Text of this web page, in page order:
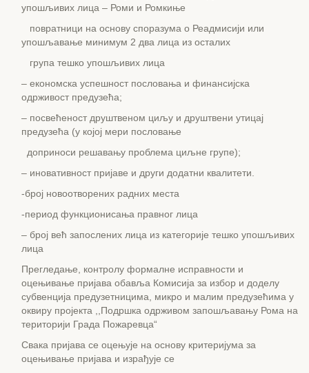
упошљивих лица – Роми и Ромкиње
повратници на основу споразума о Реадмисији или
упошљавање минимум 2 два лица из осталих
група тешко упошљивих лица
– економска успешност пословања и финансијска
одрживост предузећа;
– посвећеност друштвеном циљу и друштвени утицај
предузећа (у којој мери пословање
доприноси решавању проблема циљне групе);
– иновативност пријаве и други додатни квалитети.
-број новоотворених радних места
-период функционисања правног лица
– број већ запослених лица из категорије тешко упошљивих
лица
Прегледање, контролу формалне исправности и
оцењивање пријава обавља Комисија за избор и доделу
субвенција предузетницима, микро и малим предузећима у
оквиру пројекта ,,Подршка одрживом запошљавању Рома на
територији Града Пожаревца“
Свака пријава се оцењује на основу критеријума за
оцењивање пријава и израђује се